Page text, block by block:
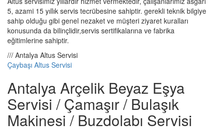
5, azami 15 yıllık servis tecrübesine sahiptir. gerekli teknik bilgiye
sahip olduğu gibi genel nezaket ve müşteri ziyaret kuralları
konusunda da bilinçlidir,servis sertifikalarına ve fabrika
eğitimlerine sahiptir.
/// Antalya Altus Servisi
Çaybaşı Altus Servisi
Antalya Arçelik Beyaz Eşya
Servisi / Çamaşır / Bulaşık
Makinesi / Buzdolabı Servisi